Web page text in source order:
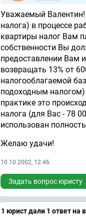
Уважаемый Валентин!
налога) в процессе
квартиры налог Вам
собственности Вы
предоставлении Вам
возвращать 13% от
налогооблагаемой
подоходным
практике это
налога (для Вас - 78
использован
Желаю удачи!
10.10.2002, 12:46
Задать вопрос юристу
1 юрист дали 1 ответ на